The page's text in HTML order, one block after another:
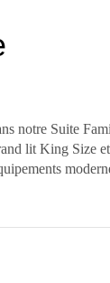
notre Suite
lit King Size